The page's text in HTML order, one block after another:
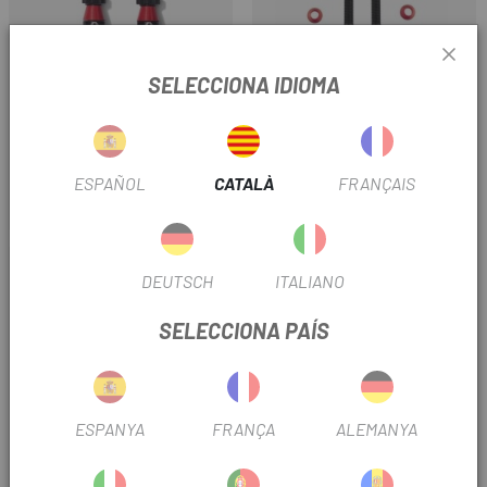
SET VÀLVULES RESERVE
FILLMORE 50MM
VÀLVULES BARBIERI PRESTA
CARBONTUBELESS 35MM
SELECCIONA IDIOMA
ESPAÑOL CATALÀ FRANÇAIS
DEUTSCH ITALIANO
SELECCIONA PAÍS
ESPANYA FRANÇA ALEMANYA